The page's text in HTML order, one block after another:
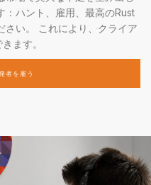
：ハント、雇用、最高のRust
さい。 これにより、クライア
ます。
者を雇う